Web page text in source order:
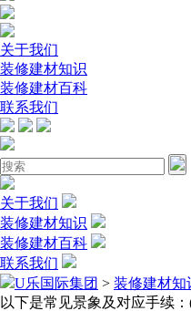
关于我们
装修建材知识
装修建材百科
联系我们
关于我们
装修建材知识
装修建材百科
联系我们
U乐国际集团 > 装修建材知
以下是常见景象及对应手续